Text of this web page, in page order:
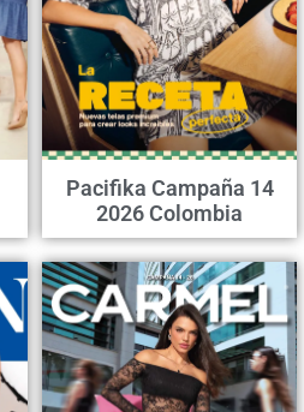
Pacifika Campaña 14
2026 Colombia